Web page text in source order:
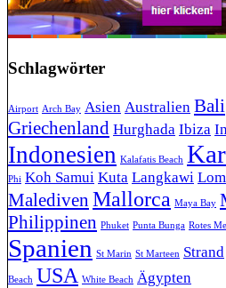
Schlagwörter
Airport Arch Bay Asien Australien Bali
Griechenland Hurghada Ibiza
Indonesien Kalafatis Beach
Phi Koh Samui Kuta Langkawi
Malediven Mallorca Maya Bay
Philippinen Phuket Punta Bunga Rotes
Spanien St Marin St Marteen Strand
Beach USA White Beach Ägypten